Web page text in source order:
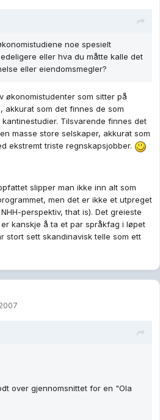
noe spesielt
eller hva du måtte kalle det
eller eiendomsmegler?
økonomistudenter som sitter på
akkurat som det finnes de som
Tilsvarende finnes det
masse store selskaper, akkurat som
ekstremt triste regnskapsjobber.
slipper man ikke inn alt som
men det er ikke et utpreget
perspektiv, that is). Det greieste
kanskje å ta et par språkfag i løpet
stort sett skandinavisk telle som ett
over gjennomsnittet for en "Ola